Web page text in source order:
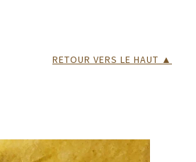
RETOUR VERS LE HAUT ▲